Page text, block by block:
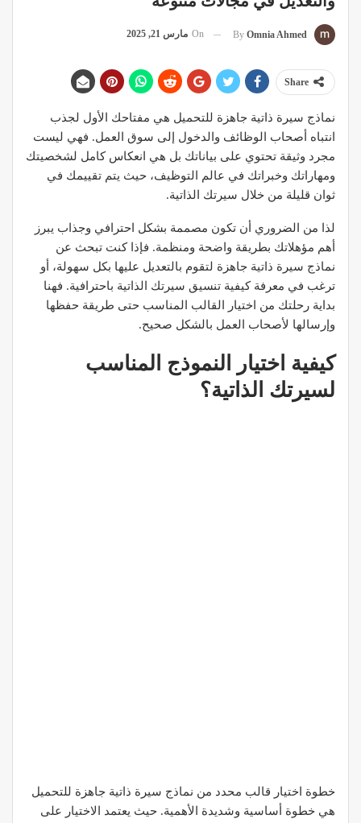
By Omnia Ahmed
On مارس 21, 2025
Share
نماذج سيرة ذاتية جاهزة للتحميل هي مفتاحك الأول لجذب
انتباه أصحاب الوظائف والدخول إلى سوق العمل. فهي ليست
مجرد وثيقة تحتوي على بياناتك بل هي انعكاس كامل لشخصيتك
ومهاراتك وخبراتك في عالم التوظيف، حيث يتم تقييمك في
ثوان قليلة من خلال سيرتك الذاتية.
لذا من الضروري أن تكون مصممة بشكل احترافي وجذاب يبرز
أهم مؤهلاتك بطريقة واضحة ومنظمة. فإذا كنت تبحث عن
نماذج سيرة ذاتية جاهزة لتقوم بالتعديل عليها بكل سهولة، أو
ترغب في معرفة كيفية تنسيق سيرتك الذاتية باحترافية. فهنا
بداية رحلتك من اختيار القالب المناسب حتى طريقة حفظها
وإرسالها لأصحاب العمل بالشكل صحيح.
كيفية اختيار النموذج المناسب
لسيرتك الذاتية؟
خطوة اختيار قالب محدد من نماذج سيرة ذاتية جاهزة للتحميل
هي خطوة أساسية وشديدة الأهمية. حيث يعتمد الاختيار على